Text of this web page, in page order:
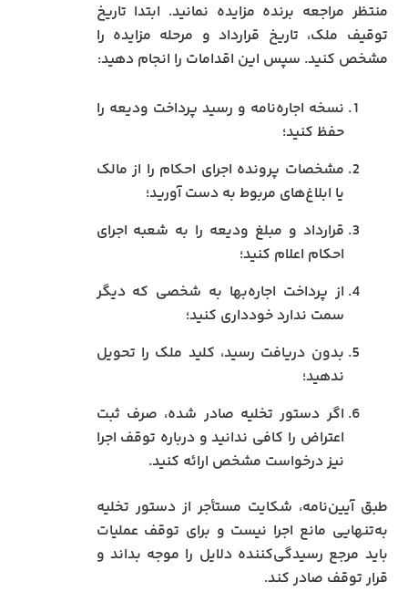
منتظر مراجعه برنده مزایده نمانید. ابتدا تاریخ
توقیف ملک، تاریخ قرارداد و مرحله مزایده را
مشخص کنید. سپس این اقدامات را انجام دهید:
نسخه اجاره‌نامه و رسید پرداخت ودیعه را
حفظ کنید؛
مشخصات پرونده اجرای احکام را از مالک
یا ابلاغ‌های مربوط به دست آورید؛
قرارداد و مبلغ ودیعه را به شعبه اجرای
احکام اعلام کنید؛
از پرداخت اجاره‌بها به شخصی که دیگر
سمت ندارد خودداری کنید؛
بدون دریافت رسید، کلید ملک را تحویل
ندهید؛
اگر دستور تخلیه صادر شده، صرف ثبت
اعتراض را کافی ندانید و درباره توقف اجرا
نیز درخواست مشخص ارائه کنید.
طبق آیین‌نامه، شکایت مستأجر از دستور تخلیه
به‌تنهایی مانع اجرا نیست و برای توقف عملیات
باید مرجع رسیدگی‌کننده دلایل را موجه بداند و
قرار توقف صادر کند.